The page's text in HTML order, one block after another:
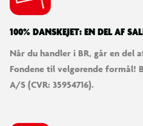
100% DANSKEJET: EN DEL AF
Når du handler i BR, går en del
Fondene til velgørende formål!
A/S (CVR: 35954716).